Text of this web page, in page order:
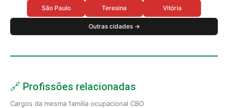
São Paulo Teresina Vitória
Outras cidades →
🔗 Profissões relacionadas
Cargos da mesma família ocupacional CBO